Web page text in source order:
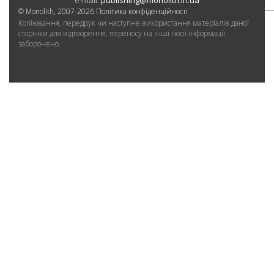
© Monolith, 2007-2026 Політика конфіденційності
Копіювання, передрук чи наступне використання матеріалів даної
сторінки для відтворення, переносу на інші носії інформації
заборонено.